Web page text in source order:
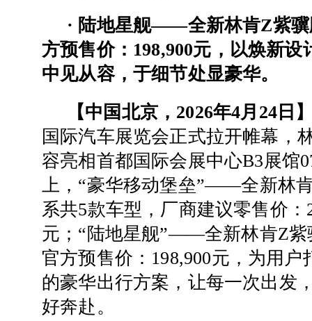
· 陆地星舰——全新林肯Z紫骥
方预售价：198,900元，以焕新
中见从容，于细节处显豪华。
【中国北京，2026年4月24日
国际汽车展览会正式拉开帷幕，
容亮相首都国际会展中心B3展馆
上，“豪华移动堡垒”——全新林
系共5款车型，厂商建议零售价：
元；“陆地星舰”——全新林肯Z紫
官方预售价：198,900元，为用户
的豪华出行方案，让每一次出发
好奔赴。